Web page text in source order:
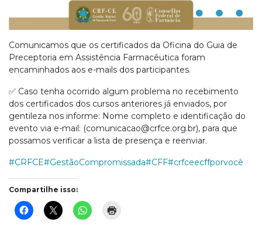
Comunicamos que os certificados da Oficina do Guia de
Preceptoria em Assistência Farmacêutica foram
encaminhados aos e-mails dos participantes.
✅ Caso tenha ocorrido algum problema no recebimento
dos certificados dos cursos anteriores já enviados, por
gentileza nos informe: Nome completo e identificação do
evento via e-mail: (comunicacao@crfce.org.br), para que
possamos verificar a lista de presença e reenviar.
#CRFCE#GestãoCompromissada#CFF#crfceecffporvocê
Compartilhe isso: